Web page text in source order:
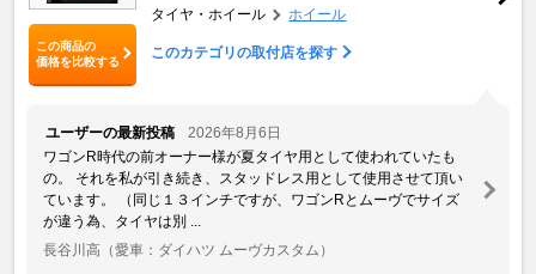
この商品の
価格を比較する
タイヤ・ホイール ホイール
このカテゴリの取付店を探す
ユーザーの最新投稿
2026年8月6日
ワゴンR時代の前オーナー様が夏タイヤ用として使われていたも
の。 それを私が引き続き、スタッドレス用として使用させて頂い
ています。 （同じ１３インチですが、ワゴンRとムーヴでサイズ
が違う為、タイヤは別 ...
長谷川高 （愛車：ダイハツ ムーヴカスタム）